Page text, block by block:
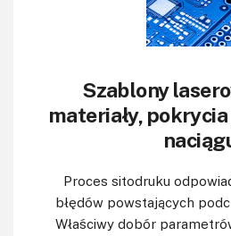
Szablony
materiały,
Proces sitodruku
błędów powstających
Właściwy dobór